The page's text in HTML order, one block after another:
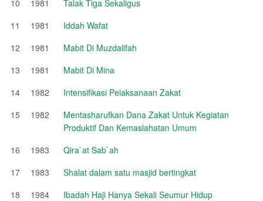
10
1981
Talak Tiga Sekaligus
11
1981
Iddah Wafat
12
1981
Mabit Di Muzdalifah
13
1981
Mabit Di Mina
14
1982
Intensifikasi Pelaksanaan Zakat
15
1982
Mentasharufkan Dana Zakat Untuk Kegiatan
Produktif Dan Kemaslahatan Umum
16
1983
Qira`at Sab`ah
17
1983
Shalat dalam satu masjid bertingkat
18
1984
Ibadah Haji Hanya Sekali Seumur Hidup